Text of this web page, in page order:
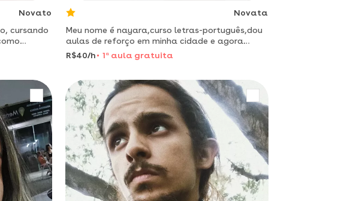
Novato
cursando
ensino
Novata
Meu nome é nayara,curso letras-português,dou
aulas de reforço em minha cidade e agora
remotamente!
R$40/h 1 aaula gratuita